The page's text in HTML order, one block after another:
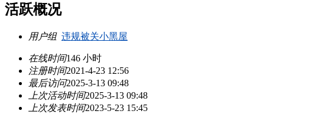
活跃概况
用户组 违规被关小黑屋
在线时间146 小时
注册时间2021-4-23 12:56
最后访问2025-3-13 09:48
上次活动时间2025-3-13 09:48
上次发表时间2023-5-23 15:45